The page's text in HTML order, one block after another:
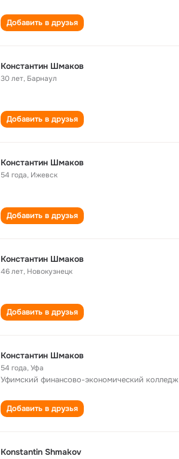
Добавить в друзья
Константин Шмаков
30 лет, Барнаул
Добавить в друзья
Константин Шмаков
54 года, Ижевск
Добавить в друзья
Константин Шмаков
46 лет, Новокузнецк
Добавить в друзья
Константин Шмаков
54 года,Уфа
Уфимский финансово-экономический колледж
Добавить в друзья
Konstantin Shmakov